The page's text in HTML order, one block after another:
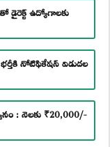
డైరెక్ట్ ఉద్యోగాలకు
నోటిఫికేషన్ విడుదల
: నెలకు ₹20,000/-